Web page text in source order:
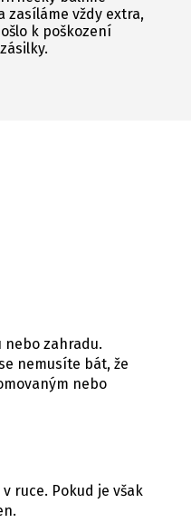
zasíláme vždy extra,
k poškození
nebo zahradu.
nemusíte bát, že
nebo
ruce. Pokud je však